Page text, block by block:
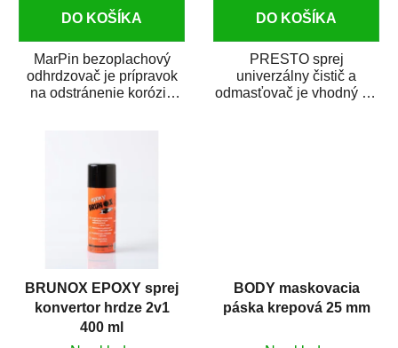
DO KOŠÍKA
MarPin bezoplachový
odhrdzovač je prípravok
na odstránenie korózie
DO KOŠÍKA
PRESTO sprej
univerzálny čistič a
odmasťovač je vhodný na
BRUNOX EPOXY sprej
konvertor hrdze 2v1
400 ml
BODY maskovacia
páska krepová 25 mm